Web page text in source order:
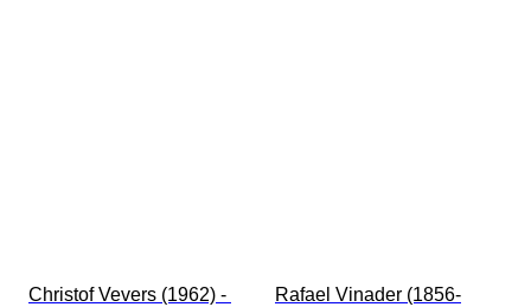
Christof Vevers (1962) -
Rafael Vinader (1856-